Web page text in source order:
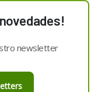
newsletter